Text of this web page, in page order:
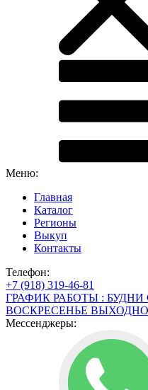
Меню:
Главная
Каталог
Регионы
Выкуп
Контакты
Телефон:
+7 (918) 319-46-81
ГРАФИК РАБОТЫ : БУДНИ
ВОСКРЕСЕНЬЕ
Мессенджеры: